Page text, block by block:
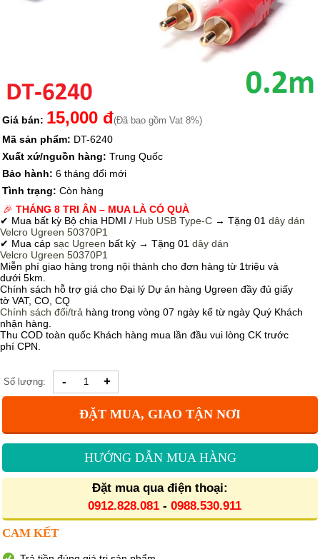
Giá bán: 15,000 đ(Đã bao gồm Vat 8%)
Mã sản phẩm: DT-6240
Xuất xứ/nguồn hàng: Trung Quốc
Bảo hành: 6 tháng đổi mới
Tình trạng: Còn hàng
🎉 THÁNG 8 TRI ÂN – MUA LÀ CÓ QUÀ
✔ Mua bất kỳ Bộ chia HDMI / Hub USB Type-C → Tặng 01 dây dán
Velcro Ugreen 50370P1
✔ Mua cáp sạc Ugreen bất kỳ → Tặng 01 dây dán
Velcro Ugreen 50370P1
Miễn phí giao hàng trong nội thành cho đơn hàng từ 1triệu và
dưới 5km.
Chính sách hỗ trợ giá cho Đại lý Dự án hàng Ugreen đầy đủ giấy
tờ VAT, CO, CQ
Chính sách đổi/trả hàng trong vòng 07 ngày kể từ ngày Quý Khách
nhận hàng.
Thu COD toàn quốc Khách hàng mua lần đầu vui lòng CK trước
phí CPN.
Số lượng: - +
ĐẶT MUA, GIAO TẬN NƠI
HƯỚNG DẪN MUA HÀNG
Đặt mua qua điện thoại:
0912.828.081 - 0988.530.911
CAM KẾT